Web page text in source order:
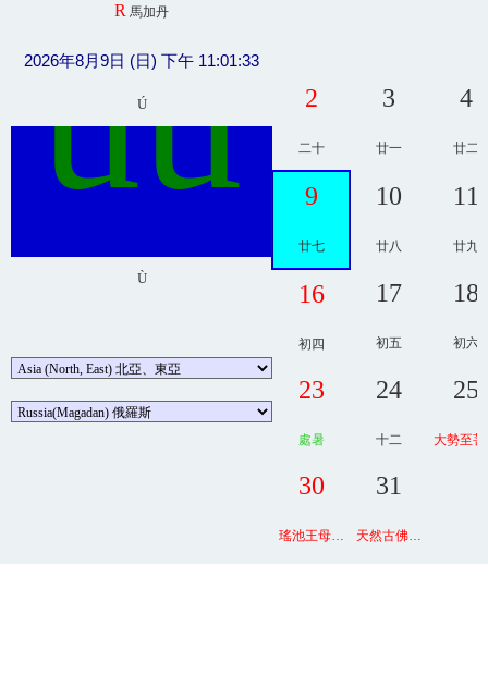
R 馬加丹
2026年8月9日 (日) 下午 11:01:33
Ú
ûû
Ù
2
二十
3
廿一
4
廿二
9
廿七
10
廿八
11
廿九
16
初四
17
初五
18
初六
23
處暑
24
十二
25
大勢至
30
瑤池王母…
31
天然古佛…